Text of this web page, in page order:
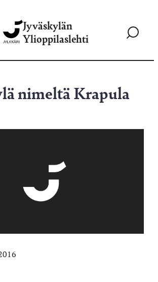
Jyväskylän
Ylioppilaslehti
Siirry
nimeltä Krapula